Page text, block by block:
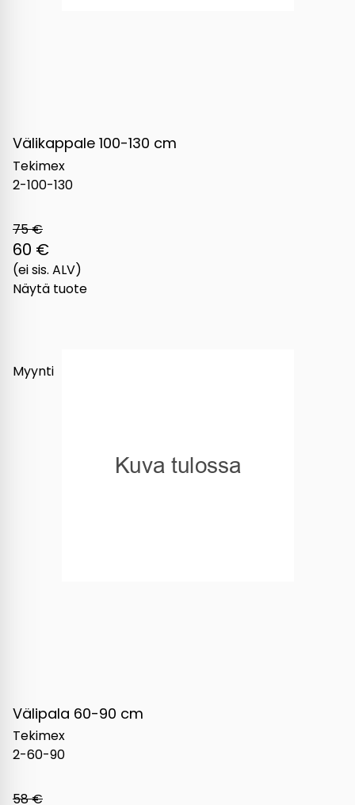
Välikappale 100-130 cm
Tekimex
2-100-130
75 €
60 €
(ei sis. ALV)
Näytä tuote
Myynti
Välipala 60-90 cm
Tekimex
2-60-90
58 €